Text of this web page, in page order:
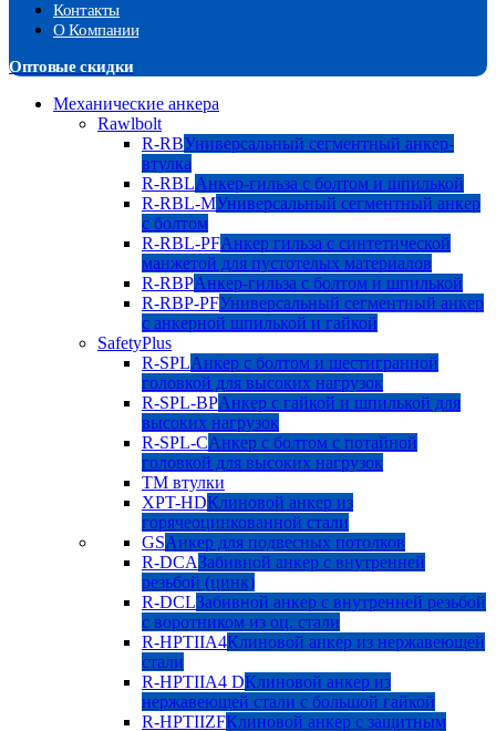
Контакты
О Компании
Оптовые скидки
Механические анкера
Rawlbolt
R-RBУниверсальный сегментный анкер-
втулка
R-RBLАнкер-гильза с болтом и шпилькой
R-RBL-MУниверсальный сегментный анкер
с болтом
R-RBL-PFАнкер гильза с синтетической
манжетой для пустотелых материалов
R-RBPАнкер-гильза с болтом и шпилькой
R-RBP-PFУниверсальный сегментный анкер
с анкерной шпилькой и гайкой
SafetyPlus
R-SPLАнкер с болтом и шестигранной
головкой для высоких нагрузок
R-SPL-BPАнкер с гайкой и шпилькой для
высоких нагрузок
R-SPL-CАнкер с болтом с потайной
головкой для высоких нагрузок
TM втулки
XPT-HDКлиновой анкер из
горячеоцинкованной стали
GSАнкер для подвесных потолков
R-DCAЗабивной анкер с внутренней
резьбой (цинк)
R-DCLЗабивной анкер с внутренней резьбой
с воротником из оц. стали
R-HPTIIA4Клиновой анкер из нержавеющей
стали
R-HPTIIA4 DКлиновой анкер из
нержавеющей стали с большой гайкой
R-HPTIIZFКлиновой анкер с защитным